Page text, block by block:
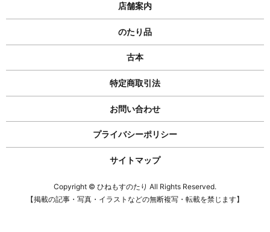
店舗案内
のたり品
古本
特定商取引法
お問い合わせ
プライバシーポリシー
サイトマップ
Copyright © ひねもすのたり All Rights Reserved.
【掲載の記事・写真・イラストなどの無断複写・転載を禁じます】